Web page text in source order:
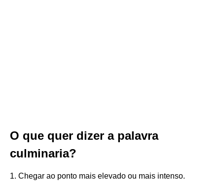
O que quer dizer a palavra
culminaria?
1. Chegar ao ponto mais elevado ou mais intenso.